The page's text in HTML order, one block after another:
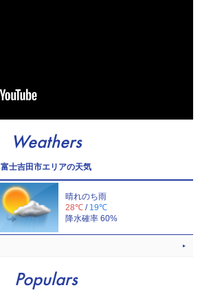
Weathers
富士吉田市エリアの天気
晴れのち雨
28℃ / 19℃
降水確率 60%
Populars